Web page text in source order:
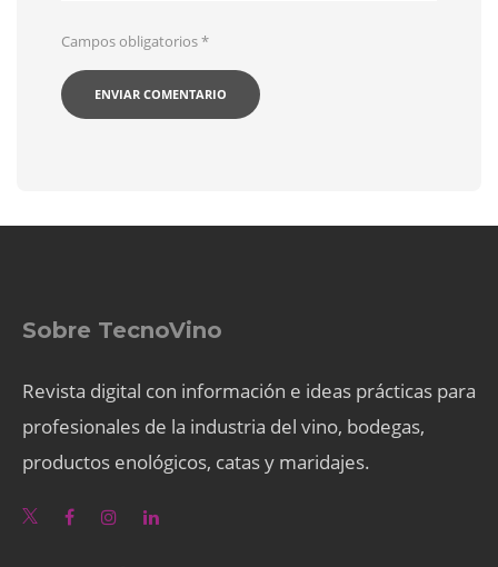
Campos obligatorios*
Sobre TecnoVino
Revista digital con información e ideas prácticas para
profesionales de la industria del vino, bodegas,
productos enológicos, catas y maridajes.